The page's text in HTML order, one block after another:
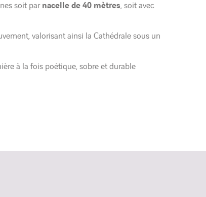
soit parnacelle de 40 mètres, soit avec
valorisant ainsi la Cathédrale sous un
à la fois poétique, sobre et durable